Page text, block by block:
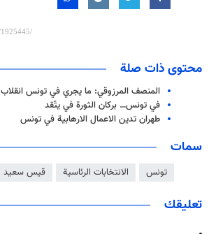
محتوى ذات صلة
المنصف المرزوقي: ما يجري في تونس انقلاب
في تونس… بركان الثورة في يتّقد
طهران تدين الاعمال الارهابية في تونس
سمات
تونس الانتخابات الرئاسية قيس سعيد
تعليقك